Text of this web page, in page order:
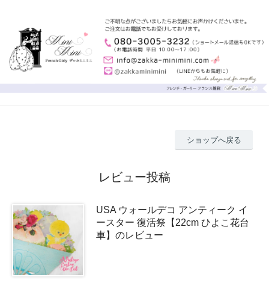
ショップへ戻る
レビュー投稿
USA ウォールデコ アンティーク イ
ースター 復活祭【22cm ひよこ花台
車】のレビュー